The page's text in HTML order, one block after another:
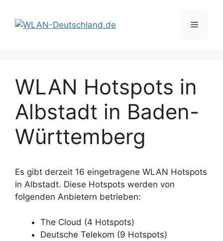
Inhalt
springen
Menü
WLAN Hotspots in
Albstadt in Baden-
Württemberg
Es gibt derzeit 16 eingetragene WLAN Hotspots
in Albstadt. Diese Hotspots werden von
folgenden Anbietern betrieben:
The Cloud (4 Hotspots)
Deutsche Telekom (9 Hotspots)